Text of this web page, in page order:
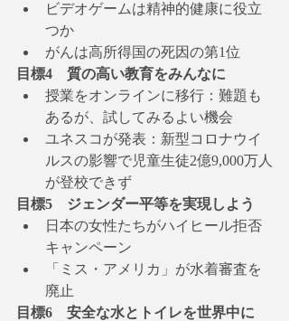
ビデオゲームは精神的健康に役立
つか
がんは高所得国の死因の第1位
目標4　質の高い教育をみんなに
授業をオンラインに移行：難題も
あるが、試してみるよい機会
ユネスコが発表：新型コロナウイ
ルスの影響で児童生徒2億9,000万人
が登校できず
目標5　ジェンダー平等を実現しよう
日本の女性たちがハイヒール拒否
キャンペーン
「ミス・アメリカ」が水着審査を
廃止
目標6　安全な水とトイレを世界中に